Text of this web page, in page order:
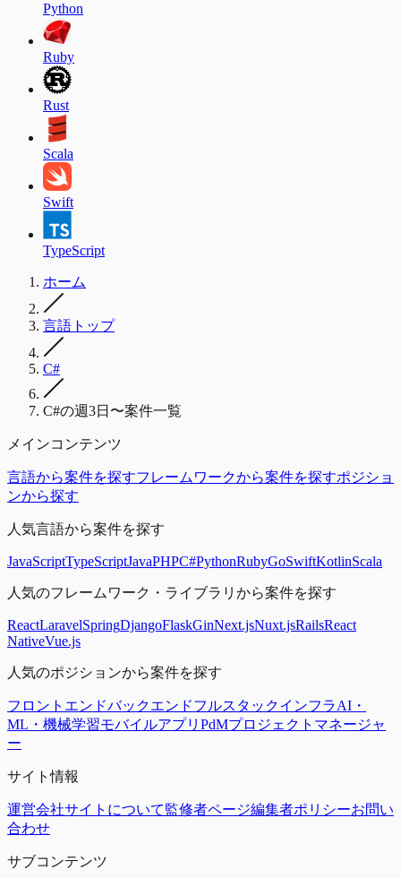
Python
Ruby
Rust
Scala
Swift
TypeScript
ホーム
言語トップ
C#
C#の週3日〜案件一覧
メインコンテンツ
言語から案件を探すフレームワークから案件を探すポジショ
ンから探す
人気言語から案件を探す
JavaScriptTypeScriptJavaPHPC#PythonRubyGoSwiftKotlinScala
人気のフレームワーク・ライブラリから案件を探す
ReactLaravelSpringDjangoFlaskGinNext.jsNuxt.jsRailsReact
NativeVue.js
人気のポジションから案件を探す
フロントエンドバックエンドフルスタックインフラAI・
ML・機械学習モバイルアプリ PdMプロジェクトマネージャ
ー
サイト情報
運営会社サイトについて監修者ページ編集者ポリシーお問い
合わせ
サブコンテンツ